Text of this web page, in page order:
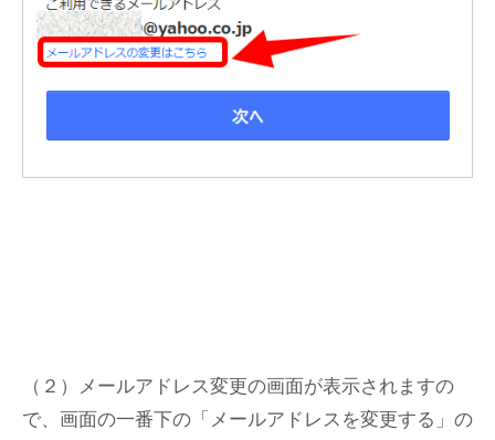
（２）メールアドレス変更の画面が表示されますの
で、画面の一番下の「メールアドレスを変更する」の